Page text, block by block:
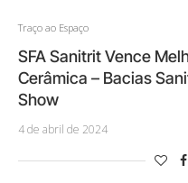
Traço ao Espaço
SFA Sanitrit Vence
Cerâmica – Bacias
Show
4 de abril de 2024